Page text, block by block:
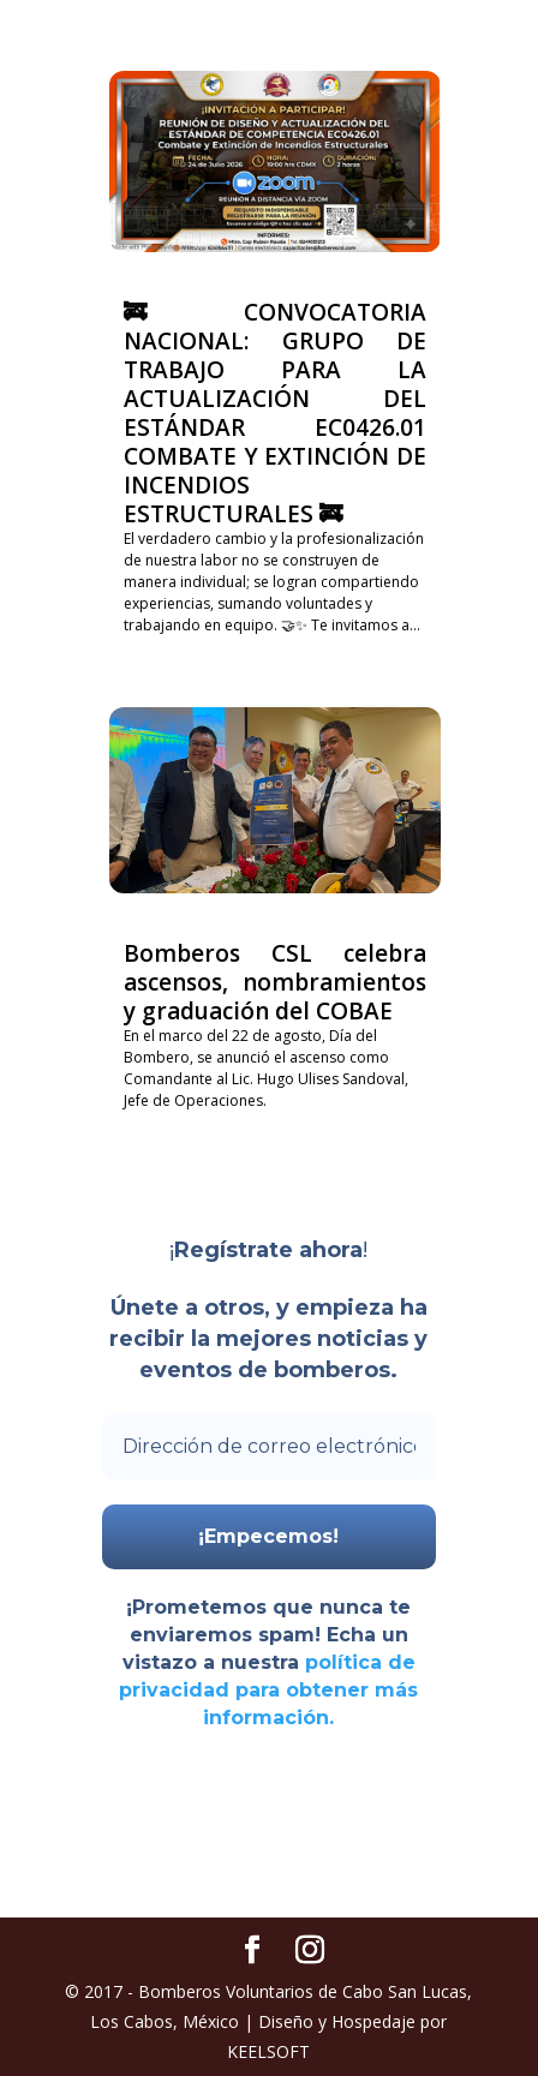
🚒 CONVOCATORIA
NACIONAL: GRUPO DE
TRABAJO PARA LA
ACTUALIZACIÓN DEL
ESTÁNDAR EC0426.01
COMBATE Y EXTINCIÓN DE
INCENDIOS
ESTRUCTURALES 🚒
El verdadero cambio y la profesionalización
de nuestra labor no se construyen de
manera individual; se logran compartiendo
experiencias, sumando voluntades y
trabajando en equipo. 🤝✨ Te invitamos a...
Bomberos CSL celebra
ascensos, nombramientos
y graduación del COBAE
En el marco del 22 de agosto, Día del
Bombero, se anunció el ascenso como
Comandante al Lic. Hugo Ulises Sandoval,
Jefe de Operaciones.
¡Regístrate ahora!
Únete a otros, y empieza ha
recibir la mejores noticias y
eventos de bomberos.
¡Prometemos que nunca te
enviaremos spam! Echa un
vistazo a nuestra política de
privacidad para obtener más
información.
© 2017 - Bomberos Voluntarios de Cabo San Lucas,
Los Cabos, México | Diseño y Hospedaje por
KEELSOFT